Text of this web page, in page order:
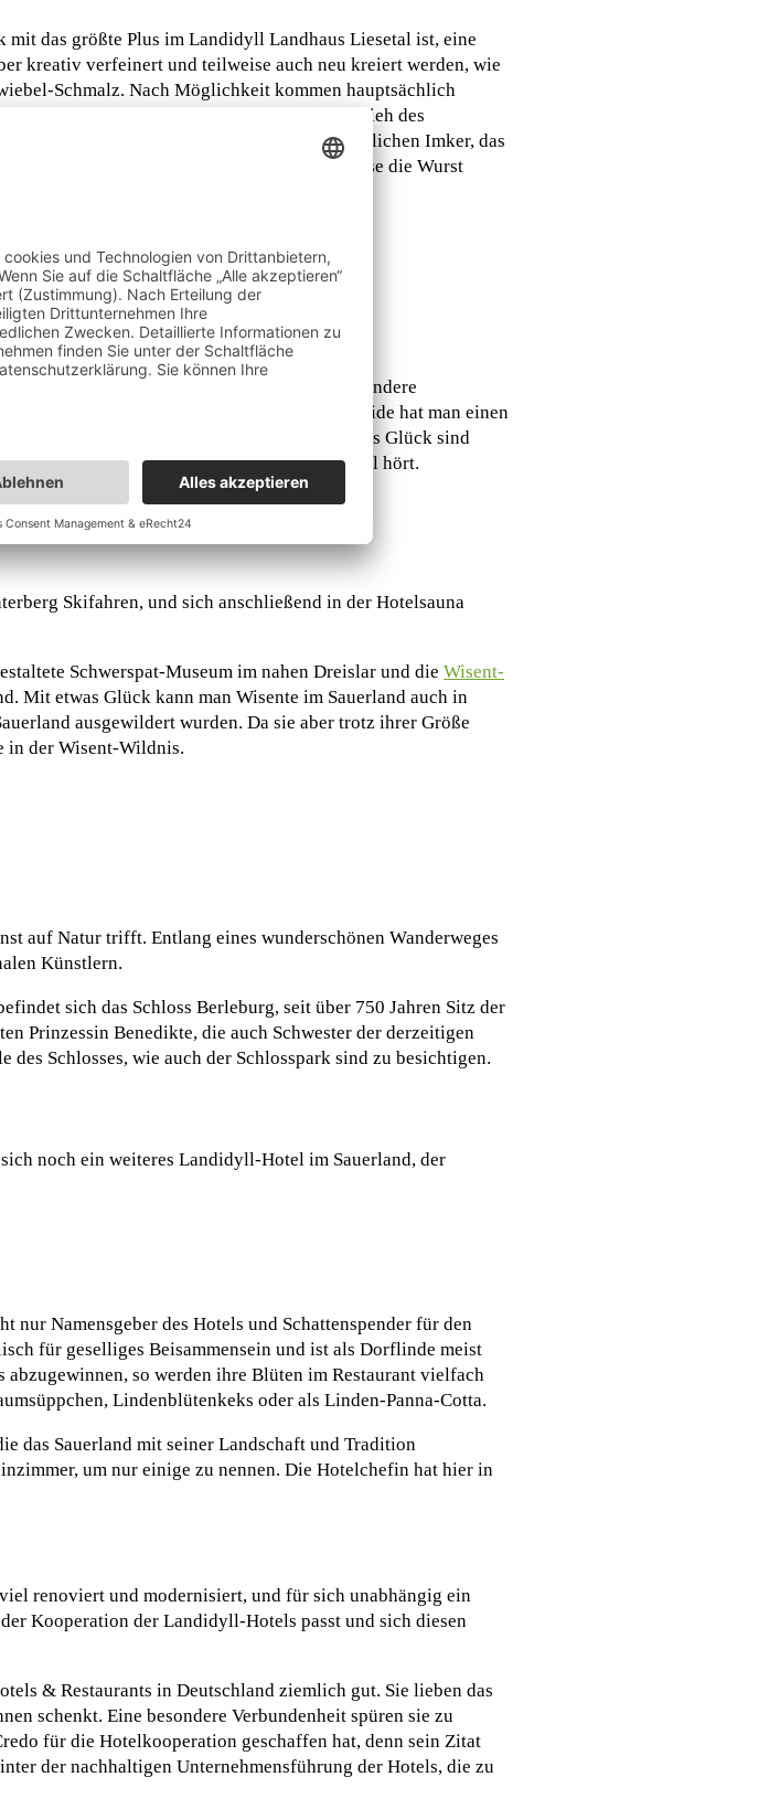
das größte Plus im Landidyll Landhaus Liesetal ist, eine
kreativ verfeinert und teilweise auch neu kreiert werden, wie
Schmalz. Nach Möglichkeit kommen hauptsächlich
artgerecht gehaltenen Sauerländer Höhenvieh des
oder der Fischzucht Auetal, der Honig vom örtlichen Imker, das
Thorsten Dollberg macht auch teilweise die Wurst
backt die Kuchen selbst.
bis zu seiner Quelle zieht, aber auch andere
nahen Hasenkopf mit einer Kuppe voll Heide hat man einen
Rothaargebirges. Und mit etwas Glück sind
Abend- und Nachtstunden oft selbst im Hotel hört.
Skifahren, und sich anschließend in der Hotelsauna
Schwerspat-Museum im nahen Dreislar und die Wisent-
Mit etwas Glück kann man Wisente im Sauerland auch in
ausgewildert wurden. Da sie aber trotz ihrer Größe
in der Wisent-Wildnis.
auf Natur trifft. Entlang eines wunderschönen Wanderweges
Künstlern.
sich das Schloss Berleburg, seit über 750 Jahren Sitz der
Prinzessin Benedikte, die auch Schwester der derzeitigen
Schlosses, wie auch der Schlosspark sind zu besichtigen.
noch ein weiteres Landidyll-Hotel im Sauerland, der
Namensgeber des Hotels und Schattenspender für den
für geselliges Beisammensein und ist als Dorflinde meist
so werden ihre Blüten im Restaurant vielfach
Lindenblütenkeks oder als Linden-Panna-Cotta.
das Sauerland mit seiner Landschaft und Tradition
um nur einige zu nennen. Die Hotelchefin hat hier in
renoviert und modernisiert, und für sich unabhängig ein
Kooperation der Landidyll-Hotels passt und sich diesen
& Restaurants in Deutschland ziemlich gut. Sie lieben das
schenkt. Eine besondere Verbundenheit spüren sie zu
für die Hotelkooperation geschaffen hat, denn sein Zitat
der nachhaltigen Unternehmensführung der Hotels, die zu